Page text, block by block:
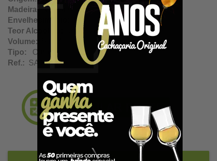
Madeira:
Carvalho
Envelhecimento:
N/A
Teor Alcoólico:
Volume:
Tipo: Ouro
Ref.: SA12820